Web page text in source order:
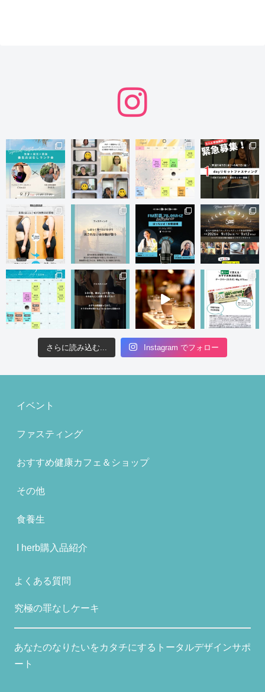
さらに読み込む... Instagram でフォロー
イベント
ファスティング
おすすめ健康カフェ＆ショップ
その他
食養生
I herb購入品紹介
よくある質問
究極の罪なしケーキ
あなたのなりたいをカタチにするトータルデザインサポ
ート